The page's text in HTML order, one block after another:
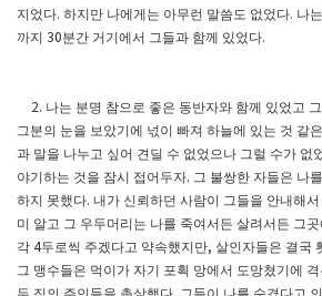
지었다. 하지만 나에게는 아무런 말씀도 없었다. 나
까지 30분간 거기에서 그들과 함께 있었다.
2. 나는 분명 참으로 좋은 동반자와 함께 있었고
그분의 눈을 보았기에 넋이 빠져 하늘에 있는 것 같
과 말을 나누고 싶어 견딜 수 없었으나 그럴 수가 없
야기하는 것을 잠시 접어두자. 그 불쌍한 자들은 나
하지 못했다. 내가 신뢰하던 사람이 그들을 안내해서
미 알고 그 우두머리는 나를 죽여서든 살려서든 그
각 4두로씩 주겠다고 약속했지만, 살인자들은 결국
그 맹수들은 먹이가 자기 포획 망에서 도망쳤기에